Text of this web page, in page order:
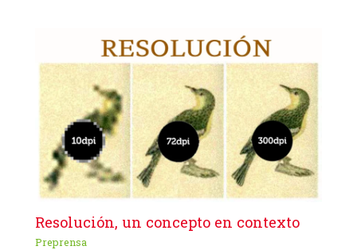
Resolución, un concepto en contexto
Preprensa